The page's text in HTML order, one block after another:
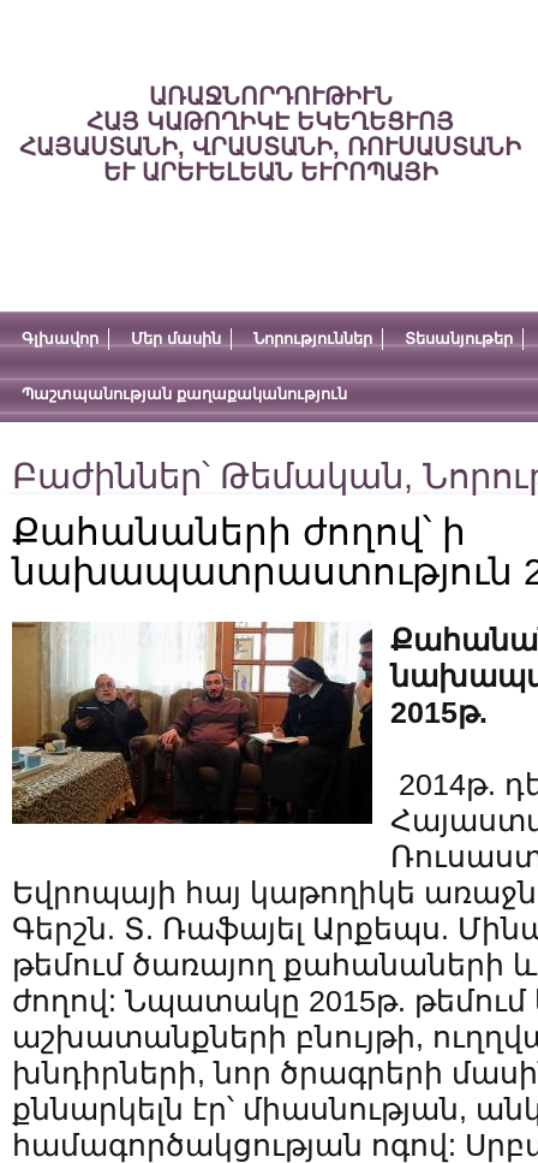
ԱՌԱՋՆՈՐԴՈՒԹԻՒՆ
ՀԱՅ ԿԱԹՈՂԻԿԷ ԵԿԵՂԵՑՒՈՅ
ՀԱՅԱՍՏԱՆԻ, ՎՐԱՍՏԱՆԻ, ՌՈՒՍԱՍՏԱՆԻ
ԵՒ ԱՐԵՒԵԼԵԱՆ ԵՒՐՈՊԱՅԻ
Գլխավոր Մեր մասին Նորություններ Տեսանյութեր
Պաշտպանության քաղաքականություն
Բաժիններ՝ Թեմական,
Քահանաների ժողով՝ ի
նախապատրաստություն
2015թ.
2014թ.
Եվրոպայի հայ կաթողիկե
Գերշն. Տ. Ռաֆայել Արքեպս.
թեմում ծառայող քահանաների
ժողով: Նպատակը 2015թ.
աշխատանքների բնույթի,
խնդիրների, նոր ծրագրերի
քննարկելն էր՝ միասնության,
համագործակցության ոգով: